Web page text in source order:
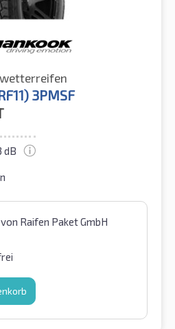
3PMSF
dB
von Raifen Paket GmbH